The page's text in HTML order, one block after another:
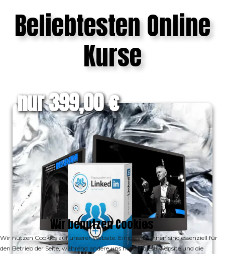
Beliebtesten Online
Kurse
nur 399,00 €
Wir benutzen Cookies
Wir nutzen Cookies auf unserer Website. Einige von ihnen sind essenziell für
den Betrieb der Seite, während andere uns helfen, diese Website und die